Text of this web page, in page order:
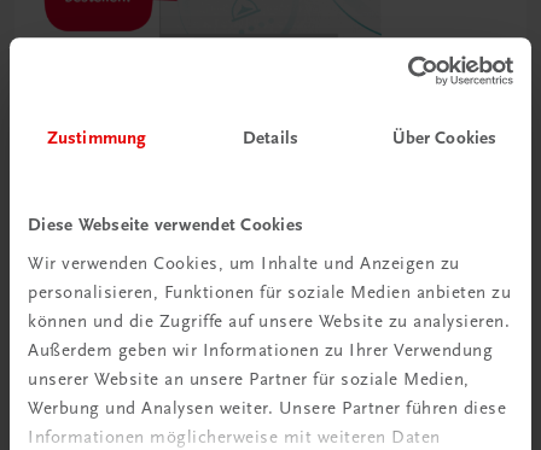
Zustimmung Details Über Cookies
Diese Webseite verwendet Cookies
Wir verwenden Cookies, um Inhalte und Anzeigen zu
personalisieren, Funktionen für soziale Medien anbieten zu
können und die Zugriffe auf unsere Website zu analysieren.
Außerdem geben wir Informationen zu Ihrer Verwendung
unserer Website an unsere Partner für soziale Medien,
Werbung und Analysen weiter. Unsere Partner führen diese
Informationen möglicherweise mit weiteren Daten
Praxisblicke Tourismus – Wirtschaft,
Finanzmanagement und unternehmerisches Handeln
HLT
NEUER LEHRPLAN MUSTERBAND